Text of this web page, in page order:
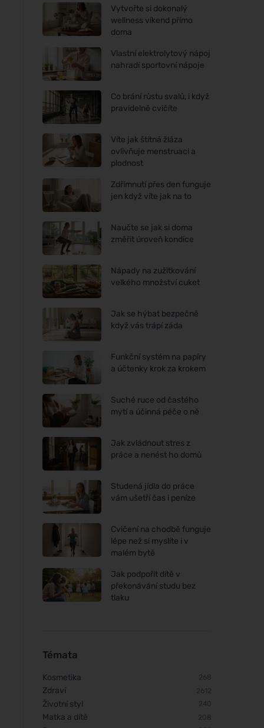
Vytvořte si dokonalý
wellness víkend přímo
doma
Vlastní elektrolytový nápoj
nahradí sportovní nápoje
Co brání růstu svalů, i když
pravidelně cvičíte
Víte jak štítná žláza
ovlivňuje menstruaci a
plodnost
Zdřímnutí přes den funguje
jen když víte jak na to
Naučte se jak si doma
změřit úroveň kondice
Nápady na zužitkování
velkého množství cuket
Jak se hýbat bezpečně
když vás trápí záda
Funkční systém na papíry
a účtenky krok za krokem
Suché ruce od častého
mytí a účinná péče o ně
Jak zvládnout stres z
práce a nenést ho domů
Studená jídla do práce
vám ušetří čas i peníze
Cvičení na chodbě funguje
lépe než si myslíte i v
malém bytě
Jak podpořit dítě v
překonávání studu bez
tlaku
Témata
Kosmetika 268
Zdraví 2612
Životní styl 240
Matka a dítě 208